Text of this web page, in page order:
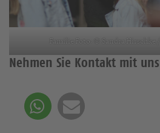
Familie Foto: © Sandra Hirschke
Nehmen Sie Kontakt mit